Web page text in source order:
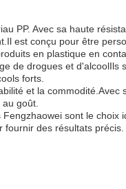
PP. Avec sa haute
est conçu pour être
en plastique en
de drogues et d'alcoolIls
forts.
et la commodité.Avec
goût.
sont le choix
des résultats précis.